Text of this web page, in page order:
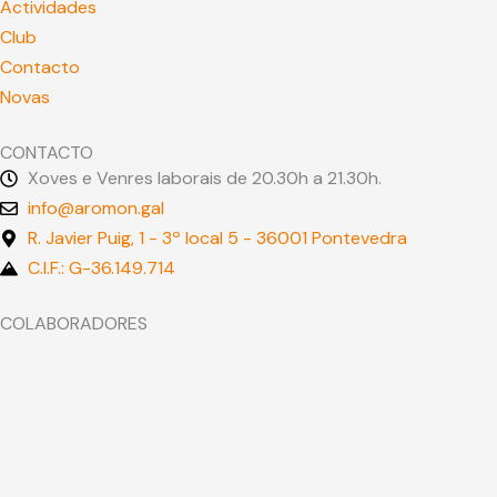
Actividades
Club
Contacto
Novas
CONTACTO
Xoves e Venres laborais de 20.30h a 21.30h.
info@aromon.gal
R. Javier Puig, 1 - 3º local 5 - 36001 Pontevedra
C.I.F.: G-36.149.714
COLABORADORES